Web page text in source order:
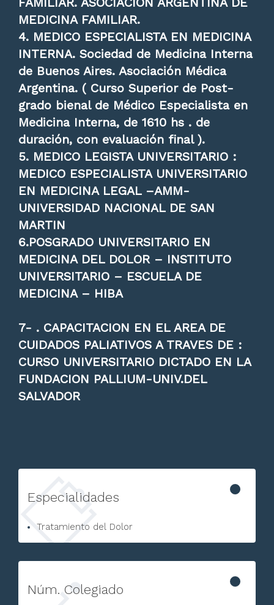
MEDICINA FAMILIAR.
4. MEDICO ESPECIALISTA EN MEDICINA
INTERNA. Sociedad de Medicina Interna
de Buenos Aires. Asociación Médica
Argentina. ( Curso Superior de Post-
grado bienal de Médico Especialista en
Medicina Interna, de 1610 hs . de
duración, con evaluación final ).
5. MEDICO LEGISTA UNIVERSITARIO :
MEDICO ESPECIALISTA UNIVERSITARIO
EN MEDICINA LEGAL –AMM-
UNIVERSIDAD NACIONAL DE SAN
MARTIN
6.POSGRADO UNIVERSITARIO EN
MEDICINA DEL DOLOR – INSTITUTO
UNIVERSITARIO – ESCUELA DE
MEDICINA – HIBA
7- . CAPACITACION EN EL AREA DE
CUIDADOS PALIATIVOS A TRAVES DE :
CURSO UNIVERSITARIO DICTADO EN LA
FUNDACION PALLIUM-UNIV.DEL
SALVADOR
Especialidades
Tratamiento del Dolor
Núm. Colegiado